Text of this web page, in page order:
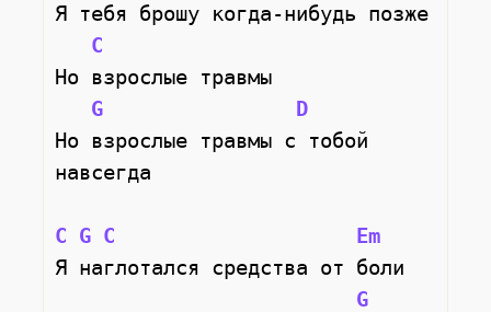
Я тебя брошу когда-нибудь позже
C
Но взрослые травмы
G
D
Но взрослые травмы с тобой
навсегда
C G C
Em
Я наглотался средства от боли
G